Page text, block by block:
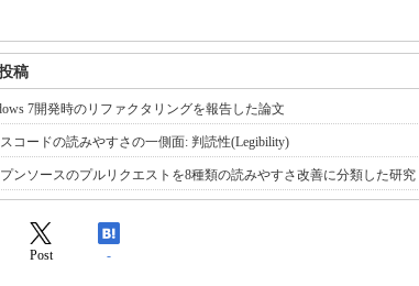
稿
7開発時のリファクタリングを報告した論文
コードの読みやすさの一側面: 判読性(Legibility)
ンソースのプルリクエストを8種類の読みやすさ改善に分類した研究
Post -